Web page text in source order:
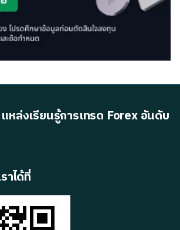
หล่งเรียนรู้การเทรด Forex อันดับ
าได้ที่